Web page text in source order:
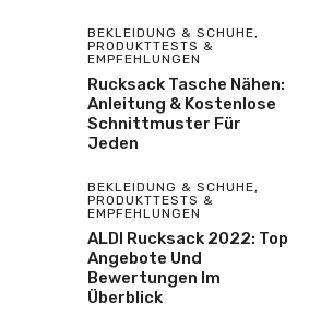
BEKLEIDUNG & SCHUHE,
PRODUKTTESTS &
EMPFEHLUNGEN
Rucksack Tasche Nähen:
Anleitung & Kostenlose
Schnittmuster Für
Jeden
BEKLEIDUNG & SCHUHE,
PRODUKTTESTS &
EMPFEHLUNGEN
ALDI Rucksack 2022: Top
Angebote Und
Bewertungen Im
Überblick